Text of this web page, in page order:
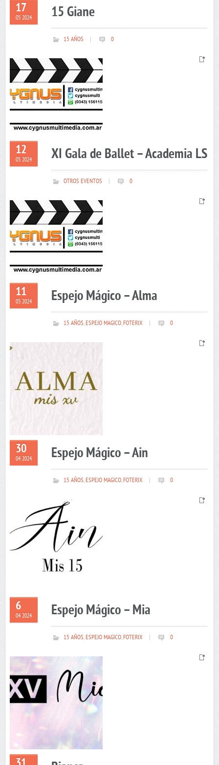
17
05 2024 15 Giane
15 AÑOS 0
12
05 2024 XI Gala de Ballet – Academia LS
OTROS EVENTOS 0
11
05 2024 Espejo Mágico – Alma
15 AÑOS,ESPEJO MAGICO,FOTERIX 0
30
04 2024 Espejo Mágico – Ain
15 AÑOS,ESPEJO MAGICO,FOTERIX 0
6
04 2024 Espejo Mágico – Mia
15 AÑOS,ESPEJO MAGICO,FOTERIX 0